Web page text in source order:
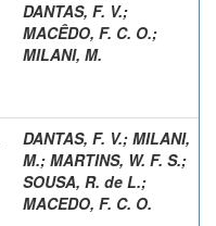
DANTAS, F. V.;
MACÊDO, F. C. O.;
MILANI, M.
DANTAS, F. V.; MILANI,
M.; MARTINS, W. F. S.;
SOUSA, R. de L.;
MACEDO, F. C. O.